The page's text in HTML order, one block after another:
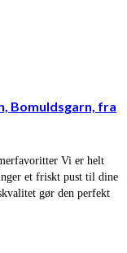
Bomuldsgarn, fra
Vi er helt
et friskt pust til dine
gør den perfekt